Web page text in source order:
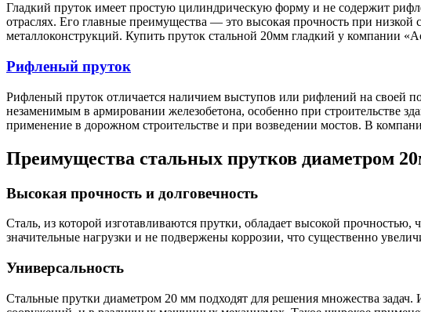
Круг горячекатаный конструкционный
Поковка
Шестигранник горячекатаный
Фитинги
Фитинги резьбовые латунные
Гладкий пруток имеет простую цилиндрическую форму и не содержит
отраслях. Его главные преимущества — это высокая прочность при низкой
металлоконструкций. Купить пруток стальной 20мм гладкий у компании
Рифленый пруток
Рифленый пруток отличается наличием выступов или рифлений на своей
незаменимым в армировании железобетона, особенно при строительстве
применение в дорожном строительстве и при возведении мостов. В
Преимущества стальных прутков диаметром
Высокая прочность и долговечность
Сталь, из которой изготавливаются прутки, обладает высокой
значительные нагрузки и не подвержены коррозии, что существенно
Универсальность
Стальные прутки диаметром 20 мм подходят для решения множества